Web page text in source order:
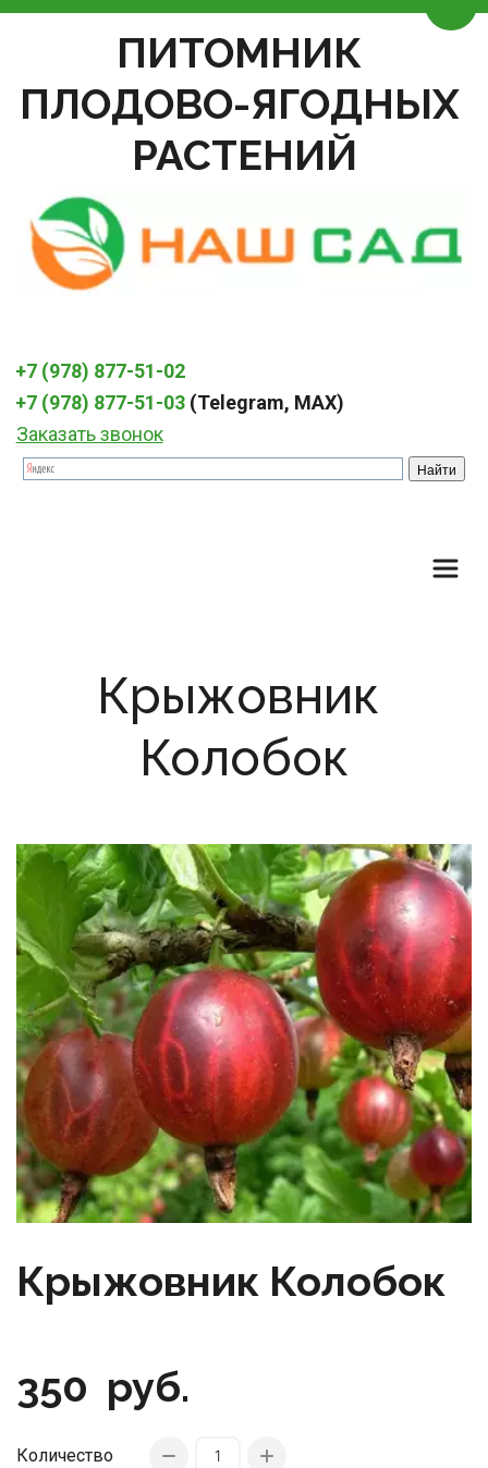
ПИТОМНИК
ПЛОДОВО-ЯГОДНЫХ
РАСТЕНИЙ
+7 (978) 877-51-02
+7 (978) 877-51-03 (Telegram, MAX)
Заказать звонок
Крыжовник
Колобок
Крыжовник Колобок
350 руб.
Количество